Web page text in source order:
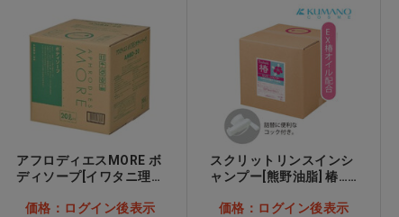
アフロディエスMORE ボ
ディソープ[イワタニ理
他価格：ログイン後表示
スクリットリンスインシ
ャンプー[熊野油脂] 椿…
価格：ログイン後表示